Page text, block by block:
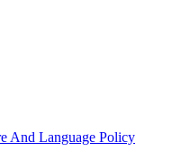
And Language Policy